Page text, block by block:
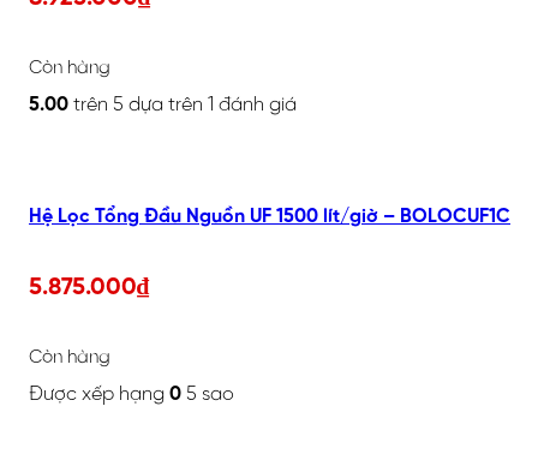
Còn hàng
5.00 trên 5 dựa trên 1 đánh giá
Hệ Lọc Tổng Đầu Nguồn UF 1500 lít/giờ – BOLOCUF1C
5.875.000₫
Còn hàng
Được xếp hạng 0 5 sao